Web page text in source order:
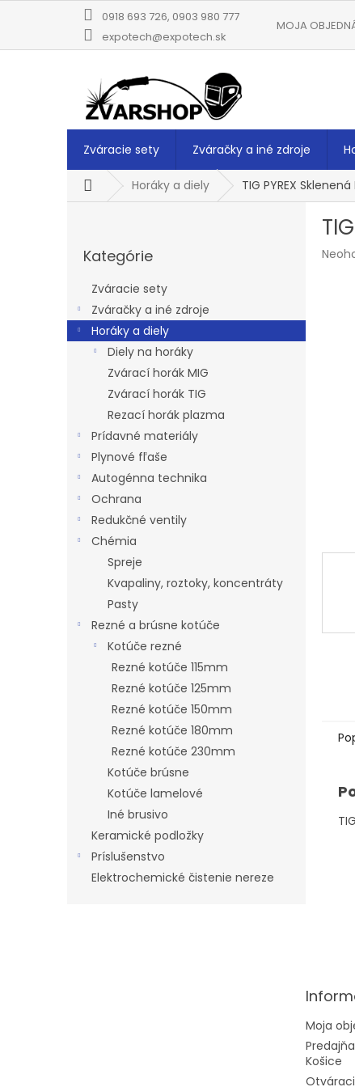
0918 693 726, 0903 980 777
expotech@expotech.sk
MOJA
Zváracie sety Zváračky a iné zdroje
DomovHoráky a diely TIG PYREX
a
kategórie
Kategórie
Zváracie sety
Zváračky a iné zdroje
Horáky a diely
Diely na horáky
Zvárací horák MIG
Zvárací horák TIG
Rezací horák plazma
Prídavné materiály
Plynové fľaše
Autogénna technika
Ochrana
Redukčné ventily
Chémia
Spreje
Kvapaliny, roztoky, koncentráty
Pasty
Rezné a brúsne kotúče
Kotúče rezné
Rezné kotúče 115mm
Rezné kotúče 125mm
Rezné kotúče 150mm
Rezné kotúče 180mm
Rezné kotúče 230mm
Kotúče brúsne
Kotúče lamelové
Iné brusivo
Keramické podložky
Príslušenstvo
Elektrochemické čistenie nereze
Moja
Košice